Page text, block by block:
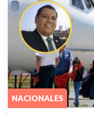
NACIONALES